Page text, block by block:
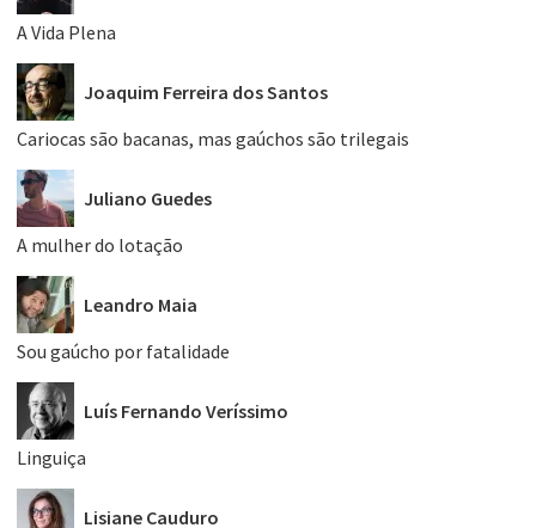
A Vida Plena
Joaquim Ferreira dos Santos
Cariocas são bacanas, mas gaúchos são trilegais
Juliano Guedes
A mulher do lotação
Leandro Maia
Sou gaúcho por fatalidade
Luís Fernando Veríssimo
Linguiça
Lisiane Cauduro